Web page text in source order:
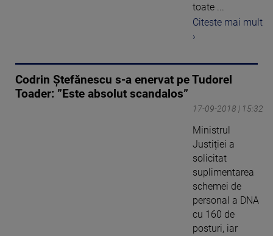
toate ...
Citeste mai mult
›
Codrin Ștefănescu s-a enervat pe Tudorel
Toader: ”Este absolut scandalos”
17-09-2018 | 15:32
Ministrul
Justiției a
solicitat
suplimentarea
schemei de
personal a DNA
cu 160 de
posturi, iar